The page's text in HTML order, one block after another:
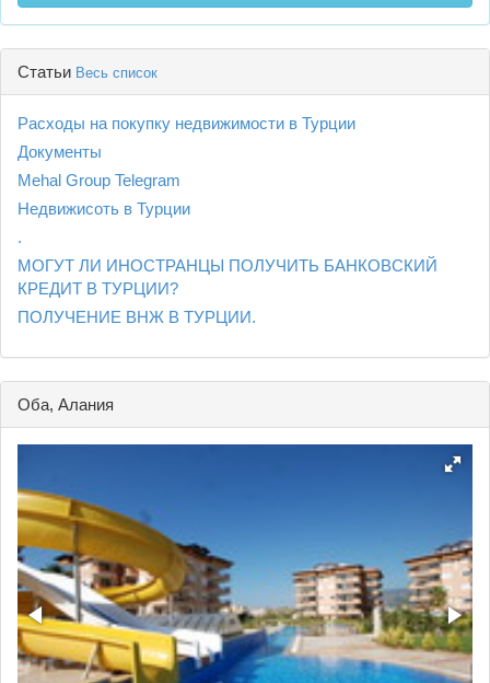
Статьи Весь список
Расходы на покупку недвижимости в Турции
Документы
Mehal Group Telegram
Недвижисоть в Турции
.
МОГУТ ЛИ ИНОСТРАНЦЫ ПОЛУЧИТЬ БАНКОВСКИЙ
КРЕДИТ В ТУРЦИИ?
ПОЛУЧЕНИЕ ВНЖ В ТУРЦИИ.
Оба, Алания